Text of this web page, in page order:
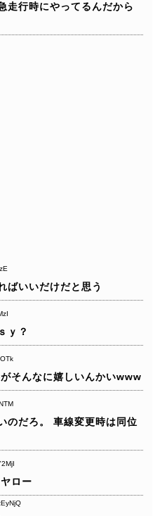
走行時にやってるんだから
ばいいだけだと思う
ｙ？
そんなに嬉しいんかいwww
のだろ。
車線変更時は同位
ロー